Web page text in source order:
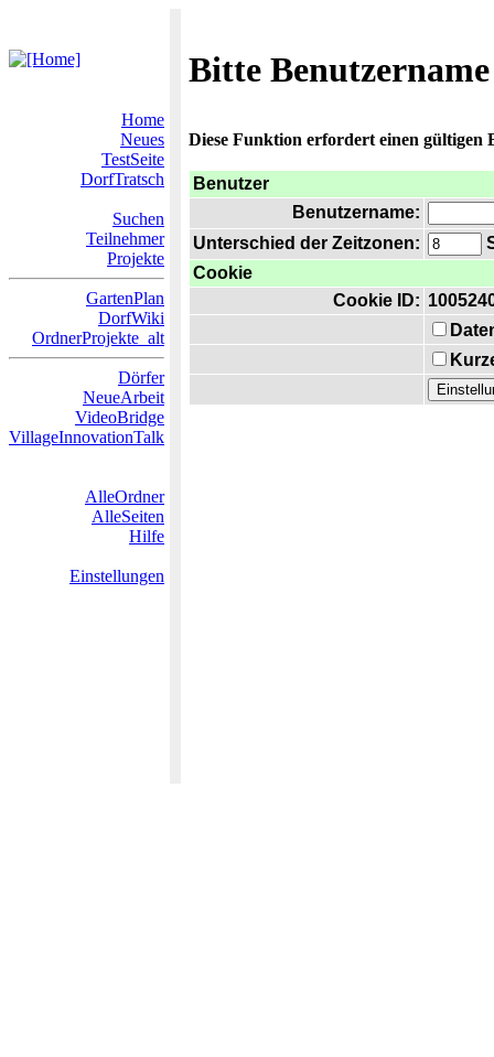
Bitte
Home
Neues
TestSeite
DorfTratsch
Suchen
Teilnehmer
Projekte
GartenPlan
DorfWiki
OrdnerProjekte_alt
Dörfer
NeueArbeit
VideoBridge
VillageInnovationTalk
AlleOrdner
AlleSeiten
Hilfe
Einstellungen
Diese Funktion erfordert einen gültigen
Benutzer
Benutzername:
Unterschied der Zeitzonen:
Cookie
Cookie ID: